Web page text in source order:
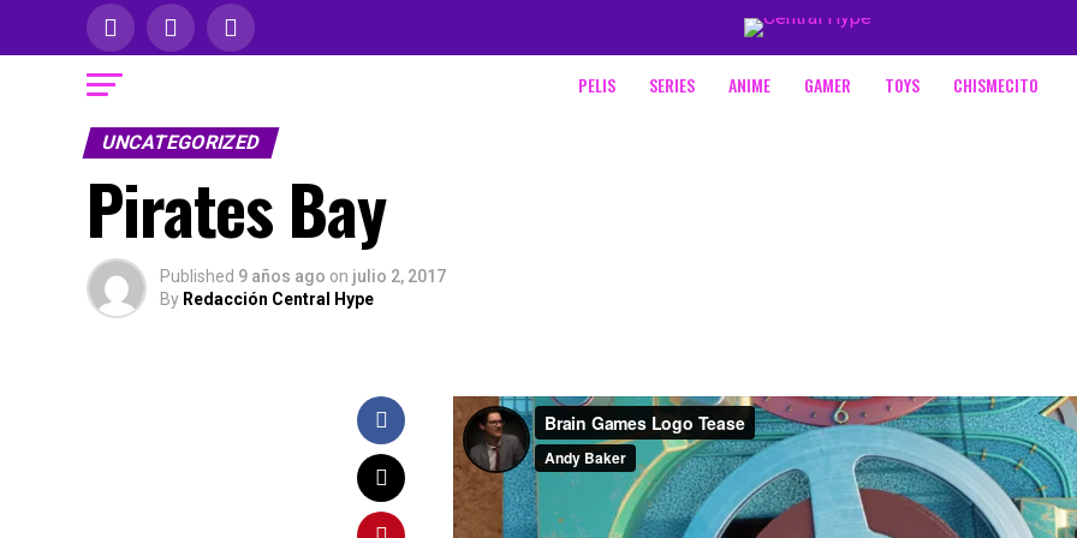
PELIS SERIES ANIME GAMER TOYS CHISMECITO
UNCATEGORIZED
Pirates Bay
Published 9 años ago on julio 2, 2017
By Redacción Central Hype